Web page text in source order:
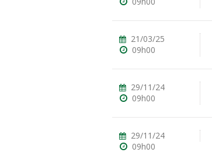
21/03/25
09h00
29/11/24
09h00
29/11/24
09h00